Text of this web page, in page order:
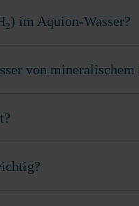
im Aquion-Wasser?
von mineralischem